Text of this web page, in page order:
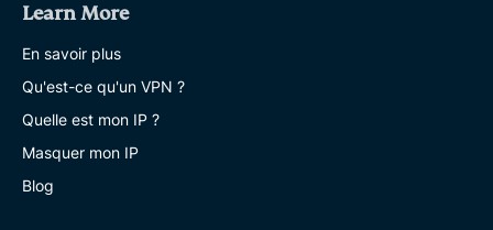
Learn More
En savoir plus
Qu'est-ce qu'un VPN ?
Quelle est mon IP ?
Masquer mon IP
Blog